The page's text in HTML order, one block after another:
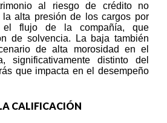
al riesgo de crédito no
la alta presión de los cargos por
el flujo de la compañía, que
de solvencia. La baja también
de alta morosidad en el
significativamente distinto del
que impacta en el desempeño
CALIFICACIÓN